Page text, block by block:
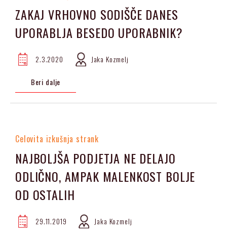
ZAKAJ VRHOVNO SODIŠČE DANES
UPORABLJA BESEDO UPORABNIK?
2.3.2020 Jaka Kozmelj
Beri dalje
Celovita izkušnja strank
NAJBOLJŠA PODJETJA NE DELAJO
ODLIČNO, AMPAK MALENKOST BOLJE
OD OSTALIH
29.11.2019 Jaka Kozmelj